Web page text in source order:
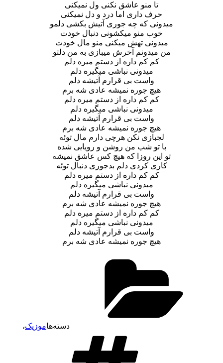
تا منو عاشق نکنی ول نمیکنی
حرف داری اما درد و دل نمیکنی
میدونی که چه جوری آتیش بکشی دلمو
خوب منو میکشونی دنبال خودت
میدونی تهش میکنی منو مال خودت
من میدونم آخرش میبازی به من دلتو
کم کم داره از دستم میره دلم
میدونی نباشی میگیره دلم
واست بی قرارم آتیشه دلم
هیچ جوره نمیشه عادی شه برم
کم کم داره از دستم میره دلم
میدونی نباشی میگیره دلم
واست بی قرارم آتیشه دلم
هیچ جوره نمیشه عادی شه برم
لجبازی نکن هرچی دارم مال توئه
با تو شب من روشن و رویایی شده
تو این روزا که هیچ کس عاشق نمیشه
کاری کردی دلم بدجوری دنبال توئه
کم کم داره از دستم میره دلم
میدونی نباشی میگیره دلم
واست بی قرارم آتیشه دلم
هیچ جوره نمیشه عادی شه برم
کم کم داره از دستم میره دلم
میدونی نباشی میگیره دلم
واست بی قرارم آتیشه دلم
هیچ جوره نمیشه عادی شه برم
دسته‌هاموزیک،